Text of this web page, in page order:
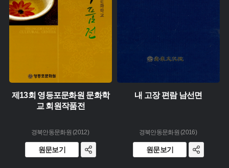
제13회 영등포문화원 문화학
교 회원작품전
경북안동문화원 (2012)
원문보기
내 고장 편람 남선면
경북안동문화원 (2016)
원문보기